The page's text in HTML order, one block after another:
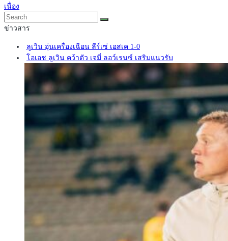
เนื่อง
ข่าวสาร
ลูเวิน อุ่นเครื่องเฉือน ลีร์เซ่ เอสเค 1-0
โอเอช ลูเวิน คว้าตัว เจมี่ ลอว์เรนซ์ เสริมแนวรับ